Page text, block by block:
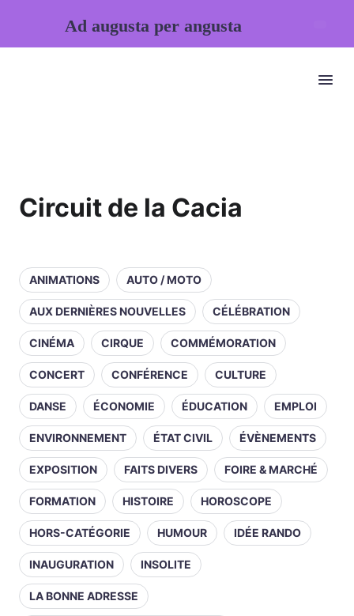
Circuit de la Cacia
ANIMATIONS AUTO / MOTO
AUX DERNIÈRES NOUVELLES CÉLÉBRATION
CINÉMA CIRQUE COMMÉMORATION
CONCERT CONFÉRENCE CULTURE
DANSE ÉCONOMIE ÉDUCATION EMPLOI
ENVIRONNEMENT ÉTAT CIVIL ÉVÈNEMENTS
EXPOSITION FAITS DIVERS FOIRE & MARCHÉ
FORMATION HISTOIRE HOROSCOPE
HORS-CATÉGORIE HUMOUR IDÉE RANDO
INAUGURATION INSOLITE
LA BONNE ADRESSE
Ad augusta per angusta